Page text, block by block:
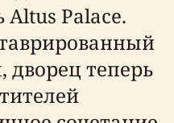
Palace.
дворец теперь